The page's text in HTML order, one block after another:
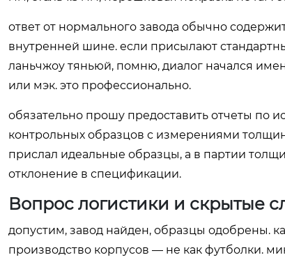
ответ от нормального завода обычно
внутренней шине. если присылают
ланьчжоу тяньюй, помню, диалог начался
или мэк. это профессионально.
обязательно прошу предоставить отчеты по
контрольных образцов с измерениями
прислал идеальные образцы, а в партии
отклонение в спецификации.
Вопрос логистики и скрытые
допустим, завод найден, образцы одобрены.
производство корпусов — не как футболки.